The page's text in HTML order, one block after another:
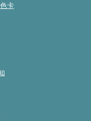
卡